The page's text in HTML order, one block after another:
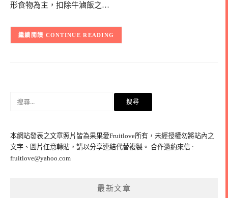
形食物為主，扣除牛滷飯之…
CONTINUE READING
字:
本網站發表之文章照片皆為果果愛Fruitlove所有，未經授權勿將站內之
文字、圖片任意轉貼，請以分享連結代替複製。 合作邀約來信 :
fruitlove@yahoo.com
最新文章